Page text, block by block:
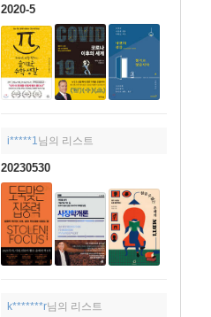
2020-5
i*****1님의 리스트
20230530
k*******r님의 리스트